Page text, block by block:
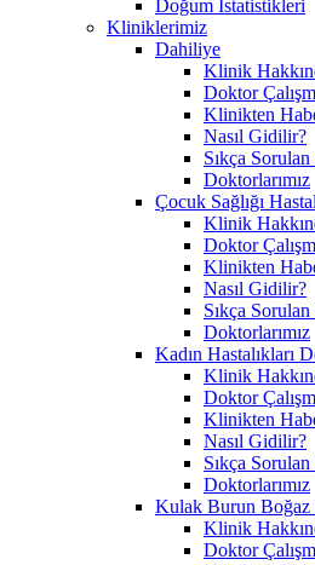
Doğum İstatistikleri
Kliniklerimiz
Dahiliye
Klinik
Doktor
Klinikten
Nasıl Gidilir?
Sıkça
Doktorlarımız
Çocuk Sağlığı
Klinik
Doktor
Klinikten
Nasıl Gidilir?
Sıkça
Doktorlarımız
Kadın Hastalıkları
Klinik
Doktor
Klinikten
Nasıl Gidilir?
Sıkça
Doktorlarımız
Kulak Burun Boğaz
Klinik
Doktor